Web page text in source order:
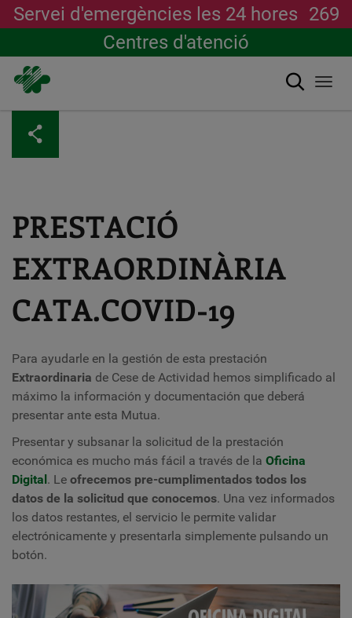
contingut
Servei d'emergències les 24 hores 269
Centres d'atenció
Cerca
PRESTACIÓ
EXTRAORDINÀRIA
CATA.COVID-19
Para ayudarle en la gestión de esta prestación
Extraordinaria de Cese de Actividad hemos simplificado al
máximo la información y documentación que deberá
presentar ante esta Mutua.
Presentar y subsanar la solicitud de la prestación
económica es mucho más fácil a través de la Oficina
Digital. Le ofrecemos pre-cumplimentados todos los
datos de la solicitud que conocemos. Una vez informados
los datos restantes, el servicio le permite validar
electrónicamente y presentarla simplemente pulsando un
botón.